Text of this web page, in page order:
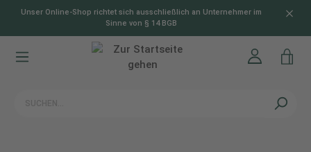
springen
Unser Online-Shop richtet sich ausschließlich an Unternehmer im
Sinne von § 14 BGB